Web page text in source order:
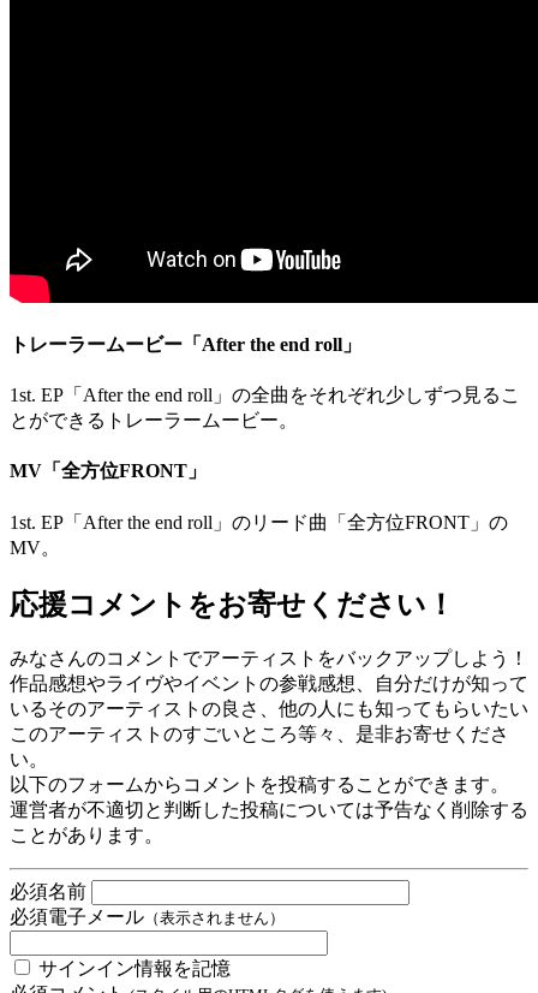
トレーラームービー「After the end roll」
1st. EP「After the end roll」の全曲をそれぞれ少しずつ見るこ
とができるトレーラームービー。
MV「全方位FRONT」
1st. EP「After the end roll」のリード曲「全方位FRONT」の
MV。
応援コメントをお寄せください！
みなさんのコメントでアーティストをバックアップしよう！
作品感想やライヴやイベントの参戦感想、自分だけが知って
いるそのアーティストの良さ、他の人にも知ってもらいたい
このアーティストのすごいところ等々、是非お寄せくださ
い。
以下のフォームからコメントを投稿することができます。
運営者が不適切と判断した投稿については予告なく削除する
ことがあります。
必須名前
必須電子メール （表示されません）
サインイン情報を記憶